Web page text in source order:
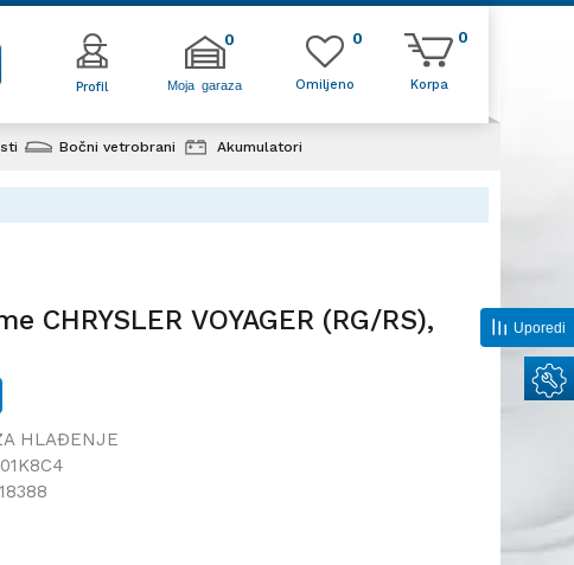
Profil Moja garaza
0
Korpa
0
Omiljeno
0
Bočni vetrobrani Akumulatori
CHRYSLER VOYAGER (RG/RS),
HLAĐENJE
Uporedi